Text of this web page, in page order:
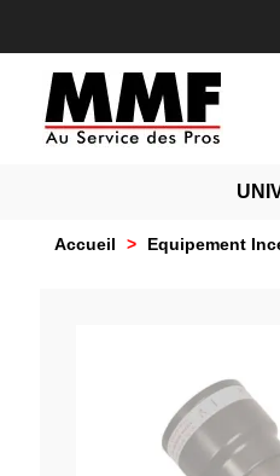
Accueil > Equipement